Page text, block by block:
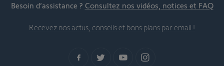
Besoin d’assistance ? Consultez nos vidéos, notices et FAQ
Recevez nos actus, conseils et bons plans par email !